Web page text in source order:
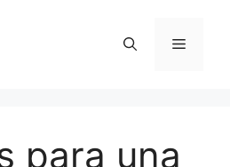
Menú
para una